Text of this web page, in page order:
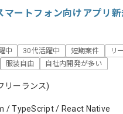
ートフォン向けアプリ
中 30代活躍中 短期案件
リ
服装自由 自社内開発が多い
リーランス)
/ TypeScript / React Native